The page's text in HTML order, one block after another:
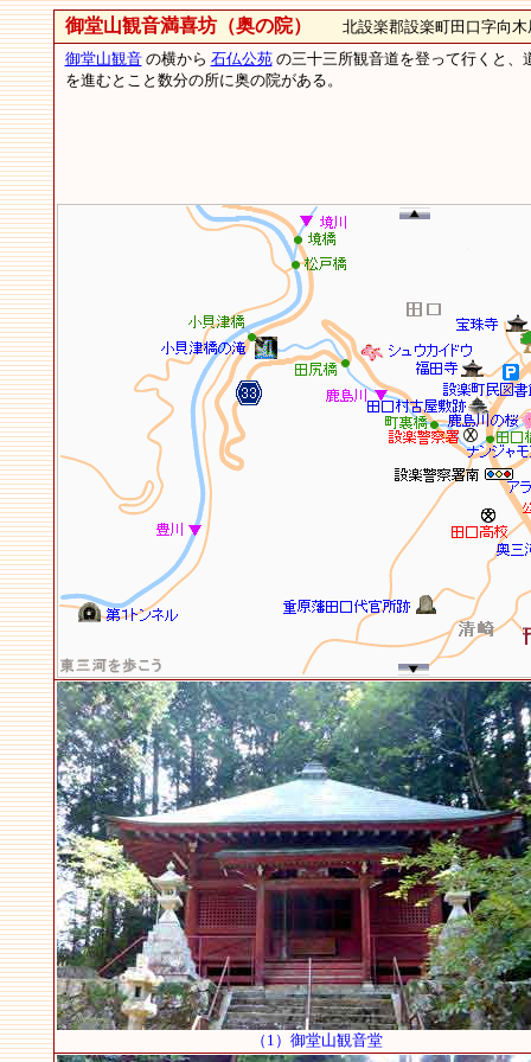
御堂山観音満喜坊（奥の院）
北設楽郡設楽町田口字向木
御堂山観音の横から 石仏公苑の三十三所観音道を登って行くと、
を進むとこと数分の所に奥の院がある。
（1）御堂山観音堂